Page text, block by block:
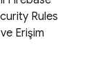
Rules
Erişim